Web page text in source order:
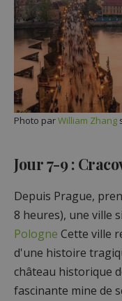
Photo parWilliam Zhang
Jour 7-9 :
Depuis Prague,
8 heures), une ville
Pologne Cette ville
d'une histoire
château historique
fascinante mine de